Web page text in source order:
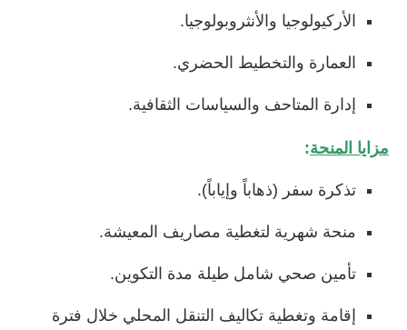
الأركيولوجيا والأنثروبولوجيا.
العمارة والتخطيط الحضري.
إدارة المتاحف والسياسات الثقافية.
مزايا المنحة:
تذكرة سفر (ذهاباً وإياباً).
منحة شهرية لتغطية مصاريف المعيشة.
تأمين صحي شامل طيلة مدة التكوين.
إقامة وتغطية تكاليف التنقل المحلي خلال فترة